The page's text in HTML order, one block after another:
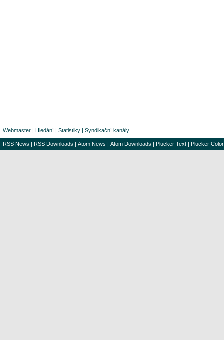
Webmaster | Hledání | Statistiky | Syndikační kanály
RSS News | RSS Downloads | Atom News | Atom Downloads | Plucker Text | Plucker Color